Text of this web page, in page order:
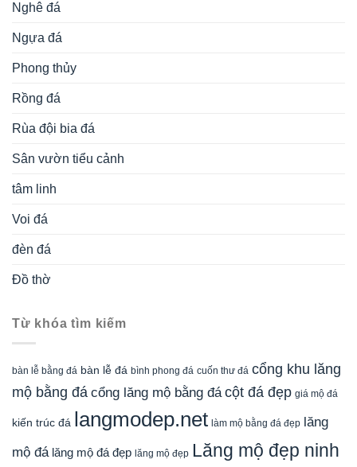
Nghê đá
Ngựa đá
Phong thủy
Rồng đá
Rùa đội bia đá
Sân vườn tiểu cảnh
tâm linh
Voi đá
đèn đá
Đồ thờ
Từ khóa tìm kiếm
bàn lễ bằng đá bàn lễ đá bình phong đá cuốn thư đá cổng khu lăng
mộ bằng đá cổng lăng mộ bằng đá cột đá đẹp giá mộ đá
kiến trúc đá langmodep.net làm mộ bằng đá đẹp lăng
mộ đá lăng mộ đá đẹp lăng mộ đẹp Lăng mộ đẹp ninh